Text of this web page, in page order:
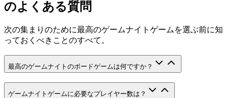
のよくある質問
次の集まりのために最高のゲームナイトゲームを選ぶ前に知
っておくべきことのすべて。
最高のゲームナイトのボードゲームは何ですか？
ゲームナイトゲームに必要なプレイヤー数は？